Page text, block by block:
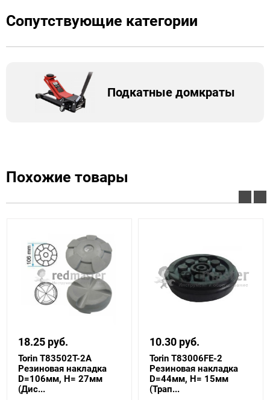
Сопутствующие категории
Подкатные домкраты
Похожие товары
18.25 руб.
Torin T83502T-2A
Резиновая накладка
D=106мм, H= 27мм
(Дис...
10.30 руб.
Torin T83006FE-2
Резиновая накладка
D=44мм, H= 15мм
(Трап...